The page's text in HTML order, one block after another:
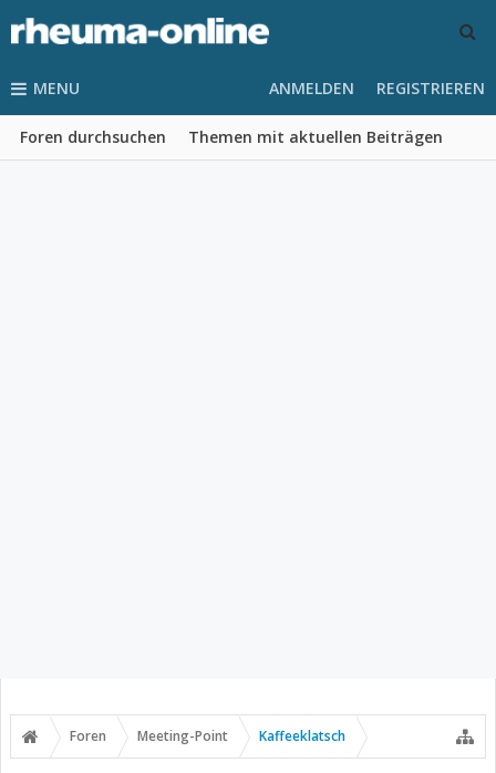
MENU
Foren durchsuchen Themen mit aktuellen Beiträgen
ANMELDEN REGISTRIEREN
Foren Meeting-Point Kaffeeklatsch